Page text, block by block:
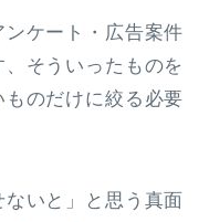
ケート・広告案件
そういったものを
のだけに絞る必要
ないと」と思う真面